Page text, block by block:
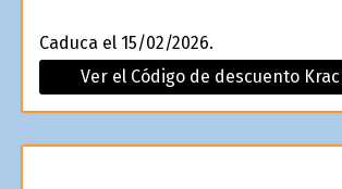
Caduca el 15/02/2026.
Ver el Código de descuento